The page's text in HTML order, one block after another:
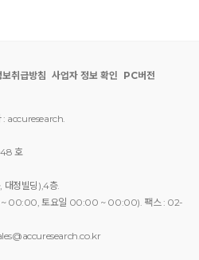
취급방침 사업자 정보 확인 PC버전
: accuresearch.
호
대정빌딩),4층.
~ 00:00, 토요일 00:00 ~ 00:00). 팩스 : 02-